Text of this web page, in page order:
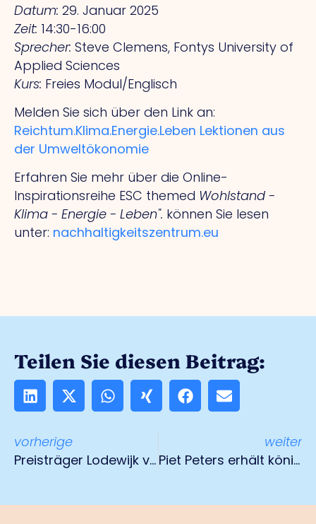
Datum: 29. Januar 2025
Zeit: 14:30-16:00
Sprecher: Steve Clemens, Fontys University of
Applied Sciences
Kurs: Freies Modul/Englisch
Melden Sie sich über den Link an:
Reichtum.Klima.Energie.Leben Lektionen aus
der Umweltökonomie
Erfahren Sie mehr über die Online-
Inspirationsreihe ESC themed Wohlstand -
Klima - Energie - Leben". können Sie lesen
unter: nachhaltigkeitszentrum.eu
Teilen Sie diesen Beitrag:
vorherige
Preisträger Lodewijk van der Grinten Preis 2024
weiter
Piet Peters erhält königliche Auszeichnung